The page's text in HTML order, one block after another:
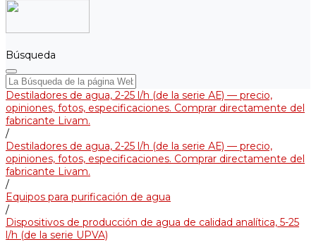
Búsqueda
Destiladores de agua, 2-25 l/h (de la serie АЕ) — precio,
opiniones, fotos, especificaciones. Comprar directamente del
fabricante Livam.
/
Destiladores de agua, 2-25 l/h (de la serie АЕ) — precio,
opiniones, fotos, especificaciones. Comprar directamente del
fabricante Livam.
/
Equipos para purificación de agua
/
Dispositivos de producción de agua de calidad analítica, 5-25
l/h (de la serie UPVA)